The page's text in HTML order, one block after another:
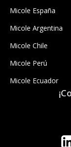
Micole España
Micole Argentina
Micole Chile
Micole Perú
Micole Ecuador